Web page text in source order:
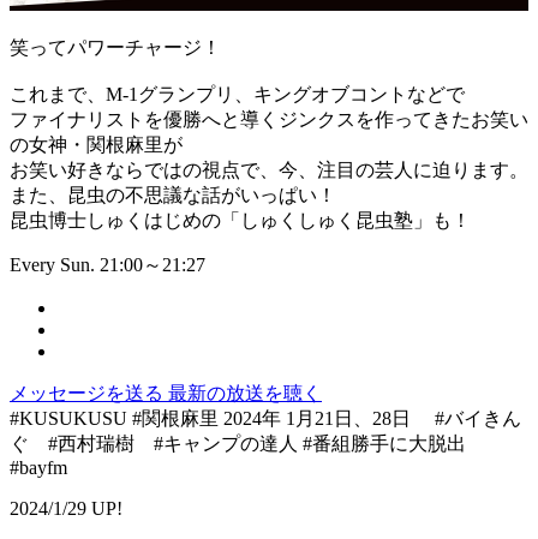
笑ってパワーチャージ！
これまで、M-1グランプリ、キングオブコントなどで
ファイナリストを優勝へと導くジンクスを作ってきたお笑い
の女神・関根麻里が
お笑い好きならではの視点で、今、注目の芸人に迫ります。
また、昆虫の不思議な話がいっぱい！
昆虫博士しゅくはじめの「しゅくしゅく昆虫塾」も！
Every Sun. 21:00～21:27
メッセージを送る 最新の放送を聴く
#KUSUKUSU #関根麻里 2024年 1月21日、28日 #バイきん
ぐ #西村瑞樹 #キャンプの達人 #番組勝手に大脱出
#bayfm
2024/1/29 UP!